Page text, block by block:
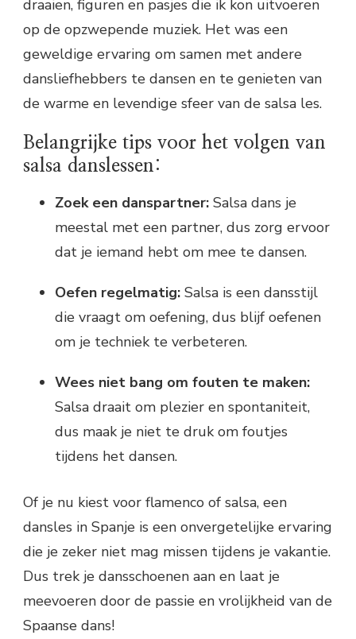
draaien, figuren en pasjes die ik kon uitvoeren
op de opzwepende muziek. Het was een
geweldige ervaring om samen met andere
dansliefhebbers te dansen en te genieten van
de warme en levendige sfeer van de salsa les.
Belangrijke tips voor het volgen van
salsa danslessen:
Zoek een danspartner: Salsa dans je
meestal met een partner, dus zorg ervoor
dat je iemand hebt om mee te dansen.
Oefen regelmatig: Salsa is een dansstijl
die vraagt om oefening, dus blijf oefenen
om je techniek te verbeteren.
Wees niet bang om fouten te maken:
Salsa draait om plezier en spontaniteit,
dus maak je niet te druk om foutjes
tijdens het dansen.
Of je nu kiest voor flamenco of salsa, een
dansles in Spanje is een onvergetelijke ervaring
die je zeker niet mag missen tijdens je vakantie.
Dus trek je dansschoenen aan en laat je
meevoeren door de passie en vrolijkheid van de
Spaanse dans!